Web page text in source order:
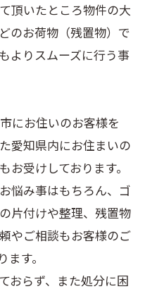
頂いたところ物件の大
のお荷物（残置物）で
よりスムーズに行う事
にお住いのお客様を
愛知県内にお住まいの
お受けしております。
悩み事はもちろん、ゴ
片付けや整理、残置物
やご相談もお客様のご
す。
おらず、また処分に困